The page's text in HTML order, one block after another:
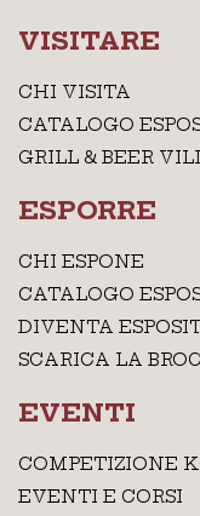
VISITARE
CHI VISITA
CATALOGO
GRILL & BEER
ESPORRE
CHI ESPONE
CATALOGO
DIVENTA
SCARICA LA
EVENTI
COMPETIZIONE
EVENTI E CORSI